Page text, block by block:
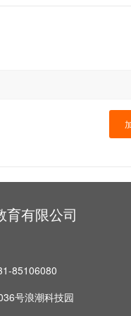
育有限公司
85106080
号浪潮科技园